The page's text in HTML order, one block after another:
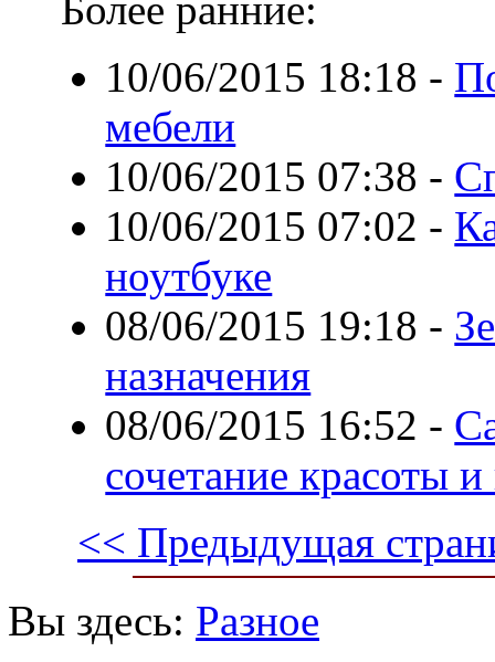
10/06/2015 18:18 -
мебели
10/06/2015 07:38 -
10/06/2015 07:02 -
ноутбуке
08/06/2015 19:18 -
назначения
08/06/2015 16:52 -
сочетание красоты
<< Предыдущая
Вы здесь: Разное